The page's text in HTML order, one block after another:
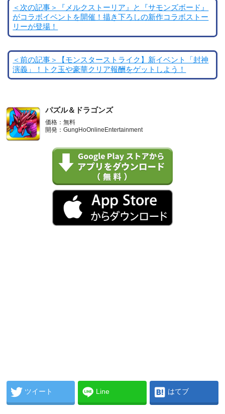
＜次の記事＞『メルクストーリア』と『サモンズボード』
がコラボイベントを開催！描き下ろしの新作コラボストー
リーが登場！
＜前の記事＞【モンスターストライク】新イベント「封神
演義」！トク玉や豪華クリア報酬をゲットしよう！
パズル＆ドラゴンズ
価格：無料
開発：GungHoOnlineEntertainment
ツイート Line はてブ